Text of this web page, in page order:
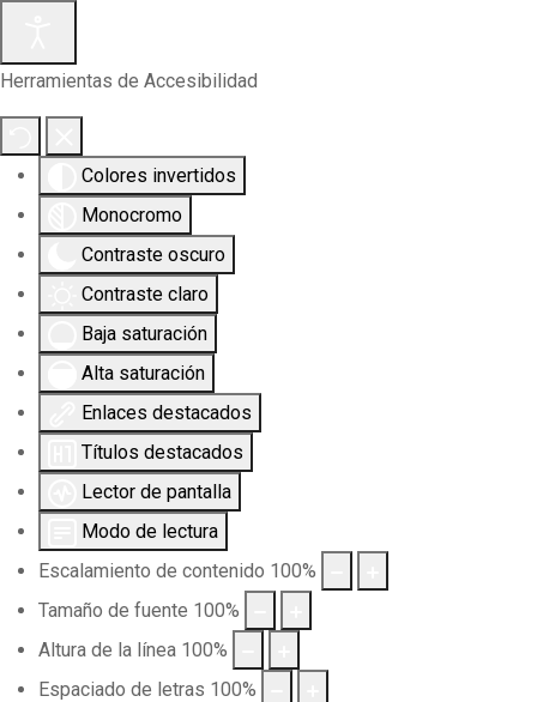
Herramientas de Accesibilidad
Colores invertidos
Monocromo
Contraste oscuro
Contraste claro
Baja saturación
Alta saturación
Enlaces destacados
Títulos destacados
Lector de pantalla
Modo de lectura
Escalamiento de contenido 100%
Tamaño de fuente 100%
Altura de la línea 100%
Espaciado de letras 100%